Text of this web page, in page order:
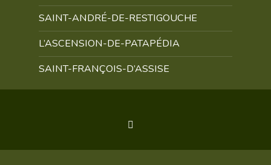
SAINT-ANDRÉ-DE-RESTIGOUCHE
L’ASCENSION-DE-PATAPÉDIA
SAINT-FRANÇOIS-D’ASSISE